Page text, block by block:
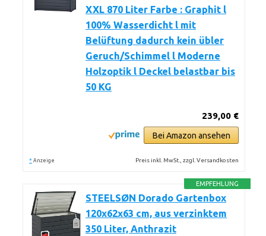
XXL 870 Liter Farbe : Graphit l
100% Wasserdicht l mit
Belüftung dadurch kein übler
Geruch/Schimmel l Moderne
Holzoptik l Deckel belastbar bis
50 KG
239,00 €
Bei Amazon ansehen
* Anzeige Preis inkl. MwSt., zzgl. Versandkosten
EMPFEHLUNG
STEELSØN Dorado Gartenbox
120x62x63 cm, aus verzinktem
350 Liter, Anthrazit